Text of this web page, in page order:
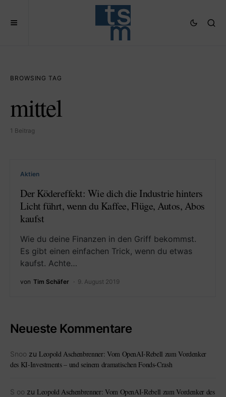
BROWSING TAG
mittel
1 Beitrag
Aktien
Der Ködereffekt: Wie dich die Industrie hinters
Licht führt, wenn du Kaffee, Flüge, Autos, Abos
kaufst
Wie du deine Finanzen in den Griff bekommst.
Es gibt einen einfachen Trick, wenn du etwas
kaufst. Achte…
von Tim Schäfer 9. August 2019
Neueste Kommentare
Snoo zu Leopold Aschenbrenner: Vom OpenAI-Rebell zum Vordenker
des KI-Investments – und seinem dramatischen Fonds-Crash
S oo zu Leopold Aschenbrenner: Vom OpenAI-Rebell zum Vordenker des